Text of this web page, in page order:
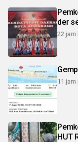
22 jam
11 jam
HUT